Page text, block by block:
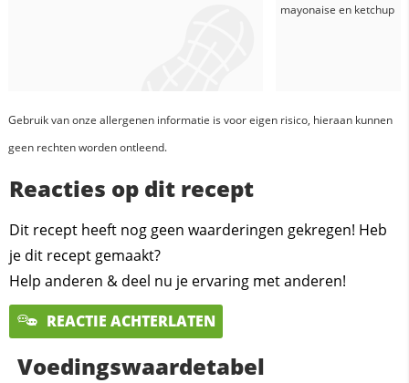
mayonaise en ketchup
Gebruik van onze allergenen informatie is voor eigen risico, hieraan kunnen
geen rechten worden ontleend.
Reacties op dit recept
Dit recept heeft nog geen waarderingen gekregen! Heb
je dit recept gemaakt?
Help anderen & deel nu je ervaring met anderen!
REACTIE ACHTERLATEN
Voedingswaardetabel